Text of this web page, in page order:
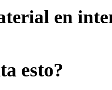
en
esto?